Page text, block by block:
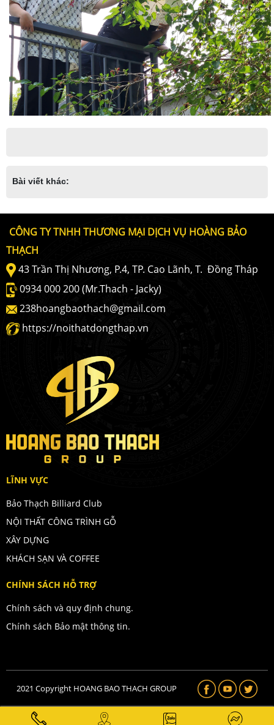
Bài viết khác:
CÔNG TY TNHH THƯƠNG MẠI DỊCH VỤ HOÀNG BẢO
THẠCH
43 Trần Thị Nhương, P.4, TP. Cao Lãnh, T. Ðồng Tháp
0934 000 200 (Mr.Thach - Jacky)
238hoangbaothach@gmail.com
https://noithatdongthap.vn
LĨNH VỰC
Bảo Thạch Billiard Club
NỘI THẤT CÔNG TRÌNH GỖ
XÂY DỰNG
KHÁCH SẠN VÀ COFFEE
CHÍNH SÁCH HỖ TRỢ
Chính sách và quy định chung.
Chính sách Bảo mật thông tin.
2021 Copyright HOANG BAO THACH GROUP